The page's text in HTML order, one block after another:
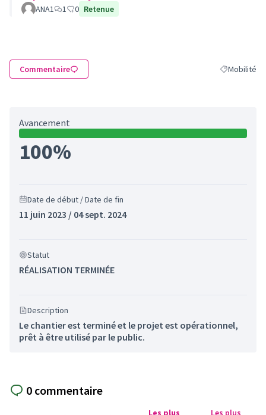
ANA1 1 0 Retenue
Commentaire Filtrer les
Mobilité
Avancement
100%
Date de début / Date de fin
11 juin 2023 / 04 sept. 2024
Statut
RÉALISATION TERMINÉE
Description
Le chantier est terminé et le projet est opérationnel,
prêt à être utilisé par le public.
0 commentaire
Les plus Les plus